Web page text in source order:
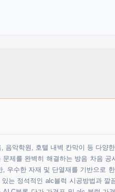
음악학원, 호텔 내벽 칸막이 등 다양
제를 완벽히 해결하는 방음 차음
우수한 자재 및 단열재를 기반으로
는 정석적인 alc블럭 시공방법과